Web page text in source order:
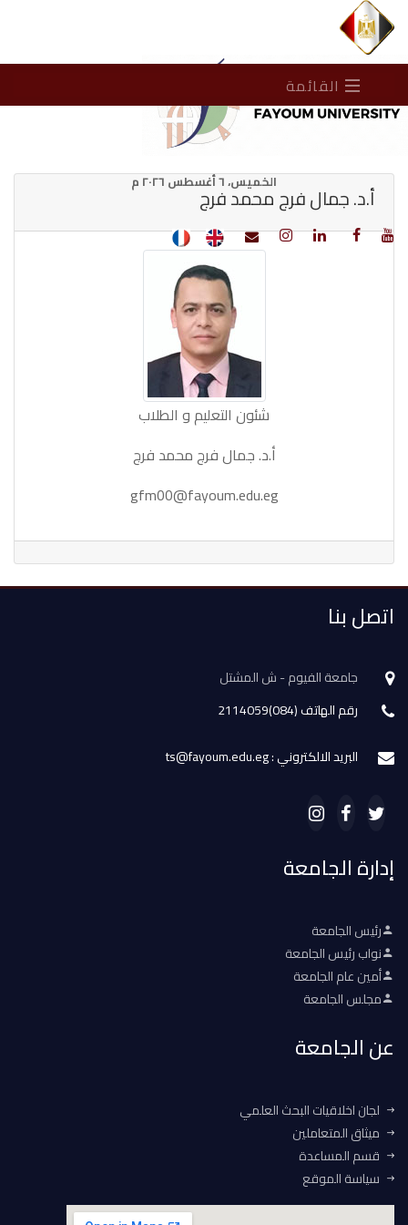
الخميس، ٦ أغسطس ٢٠٢٦ م
القائمة
أ.د. جمال فرج محمد فرج
شئون التعليم و الطلاب
أ.د. جمال فرج محمد فرج
gfm00@fayoum.edu.eg
اتصل بنا
جامعة الفيوم - ش المشتل
رقم الهاتف (084)2114059
البريد الالكتروني : ts@fayoum.edu.eg
إدارة الجامعة
رئيس الجامعة
نواب رئيس الجامعة
أمين عام الجامعة
مجلس الجامعة
عن الجامعة
لجان اخلاقيات البحث العلمي
ميثاق المتعاملين
قسم المساعدة
سياسة الموقع